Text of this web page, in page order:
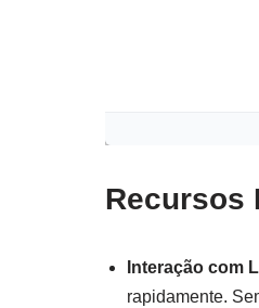
Recursos
Interação com
rapidamente.